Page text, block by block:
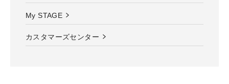
My STAGE
カスタマーズセンター